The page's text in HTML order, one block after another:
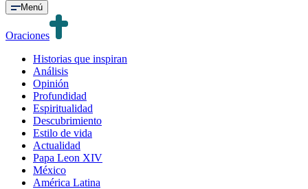
Menú
Oraciones
Historias que inspiran
Análisis
Opinión
Profundidad
Espiritualidad
Descubrimiento
Estilo de vida
Actualidad
Papa Leon XIV
México
América Latina